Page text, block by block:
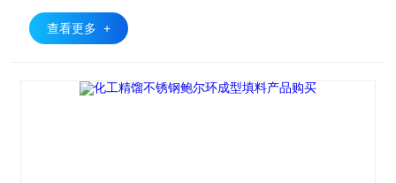
查看更多 +